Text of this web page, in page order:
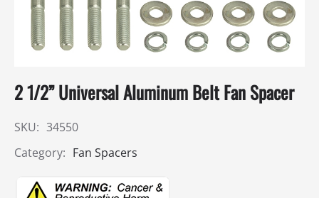
2 1/2” Universal Aluminum Belt Fan Spacer
SKU: 34550
Category: Fan Spacers